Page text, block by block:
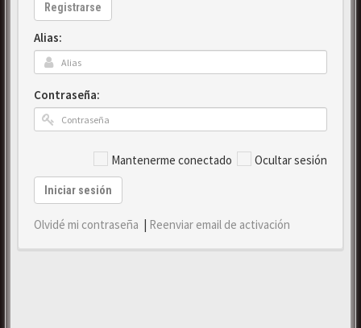
Registrarse
Alias:
Contraseña:
Mantenerme conectado Ocultar sesión
Iniciar sesión
Olvidé mi contraseña | Reenviar email de activación